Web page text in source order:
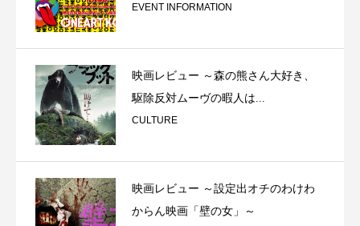
EVENT INFORMATION
映画レビュー ～森の熊さん大好き、
駆除反対ムーヴの暇人は...
CULTURE
映画レビュー ～設定出オチのわけわ
からん映画「壁の女」～